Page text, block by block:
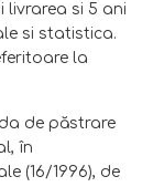
si 5 ani
si statistica.
la
de păstrare
în
(16/1996), de